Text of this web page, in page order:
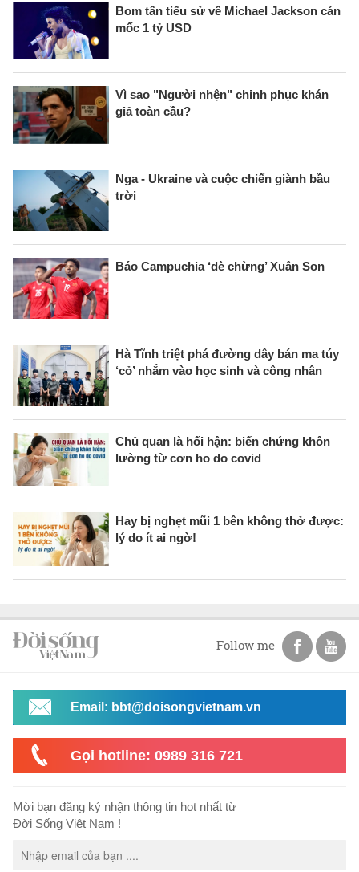
Bom tấn tiểu sử về Michael Jackson cán
mốc 1 tỷ USD
Vì sao "Người nhện" chinh phục khán
giả toàn cầu?
Nga - Ukraine và cuộc chiến giành bầu
trời
Báo Campuchia ‘dè chừng’ Xuân Son
Hà Tĩnh triệt phá đường dây bán ma túy
‘cỏ’ nhắm vào học sinh và công nhân
Chủ quan là hối hận: biến chứng khôn
lường từ cơn ho do covid
Hay bị nghẹt mũi 1 bên không thở được:
lý do ít ai ngờ!
Follow me
Email: bbt@doisongvietnam.vn
Gọi hotline: 0989 316 721
Mời bạn đăng ký nhận thông tin hot nhất từ
Đời Sống Việt Nam !